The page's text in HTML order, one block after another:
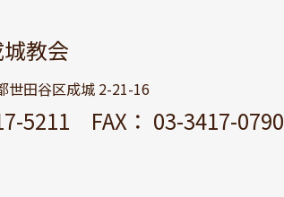
教会
田谷区成城 2-21-16
5211 FAX： 03-3417-0790